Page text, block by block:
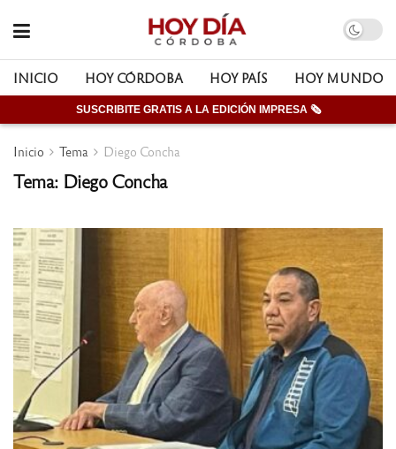
INICIO HOY CÓRDOBA HOY PAÍS HOY MUNDO
SUSCRIBITE GRATIS A LA EDICIÓN IMPRESA 🗞
Inicio Tema Diego Concha
Tema: Diego Concha